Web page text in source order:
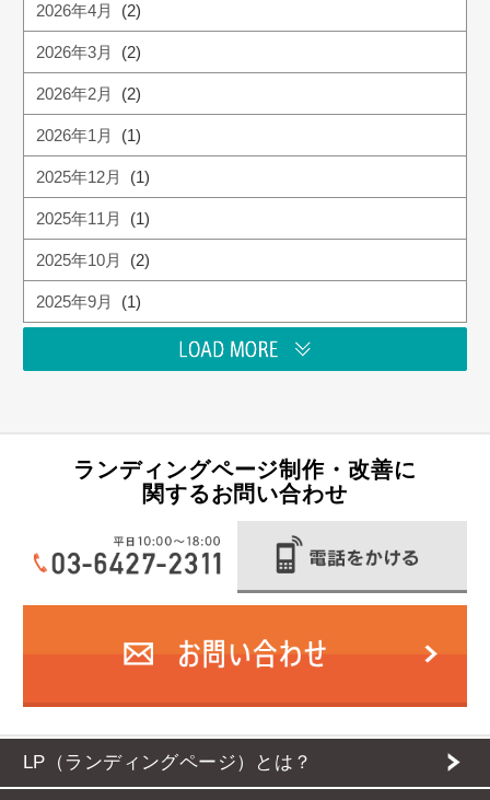
2026年4月 (2)
2026年3月 (2)
2026年2月 (2)
2026年1月 (1)
2025年12月 (1)
2025年11月 (1)
2025年10月 (2)
2025年9月 (1)
ランディングページ制作・改善に
関するお問い合わせ
LP（ランディングページ）とは？